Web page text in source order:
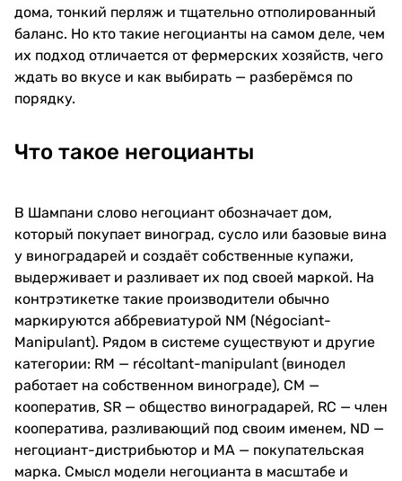
дома, тонкий перляж и тщательно отполированный
баланс. Но кто такие негоцианты на самом деле, чем
их подход отличается от фермерских хозяйств, чего
ждать во вкусе и как выбирать — разберёмся по
порядку.
Что такое негоцианты
В Шампани слово негоциант обозначает дом,
который покупает виноград, сусло или базовые вина
у виноградарей и создаёт собственные купажи,
выдерживает и разливает их под своей маркой. На
контрэтикетке такие производители обычно
маркируются аббревиатурой NM (Négociant-
Manipulant). Рядом в системе существуют и другие
категории: RM — récoltant-manipulant (винодел
работает на собственном винограде), CM —
кооператив, SR — общество виноградарей, RC — член
кооператива, разливающий под своим именем, ND —
негоциант-дистрибьютор и MA — покупательская
марка. Смысл модели негоцианта в масштабе и